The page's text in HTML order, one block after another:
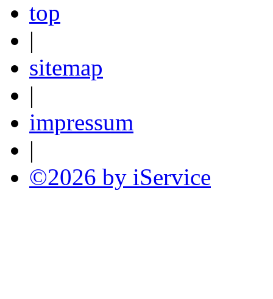
top
|
sitemap
|
impressum
|
©2026 by iService